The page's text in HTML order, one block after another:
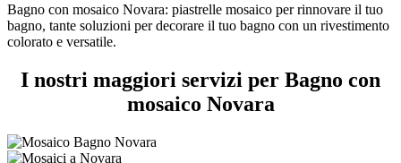
Bagno con mosaico Novara: piastrelle mosaico per rinnovare il tuo
bagno, tante soluzioni per decorare il tuo bagno con un rivestimento
colorato e versatile.
I nostri maggiori servizi per Bagno con
mosaico Novara